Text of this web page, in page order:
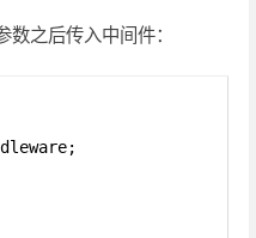
数之后传入中间件：